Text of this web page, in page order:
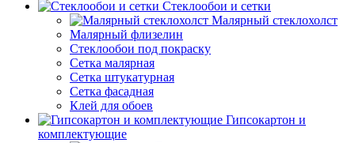
Стеклообои и сетки
Малярный стеклохолст
Малярный флизелин
Стеклообои под покраску
Сетка малярная
Сетка штукатурная
Сетка фасадная
Клей для обоев
Гипсокартон и
комплектующие